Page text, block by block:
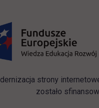
strony
zostało